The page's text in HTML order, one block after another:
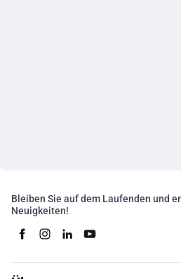
Bleiben Sie auf dem Laufenden und
Neuigkeiten!